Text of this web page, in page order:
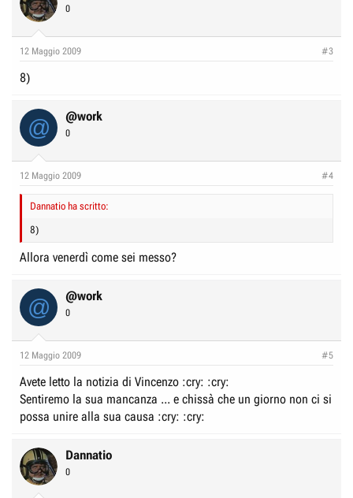
0
12 Maggio 2009 #3
8)
@ @work
0
12 Maggio 2009 #4
Dannatio ha scritto:
8)
Allora venerdì come sei messo?
@ @work
0
12 Maggio 2009 #5
Avete letto la notizia di Vincenzo :cry: :cry:
Sentiremo la sua mancanza ... e chissà che un giorno non ci si
possa unire alla sua causa :cry: :cry:
Dannatio
0